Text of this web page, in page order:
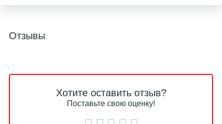
Отзывы
Хотите оставить отзыв?
Поставьте свою оценку!